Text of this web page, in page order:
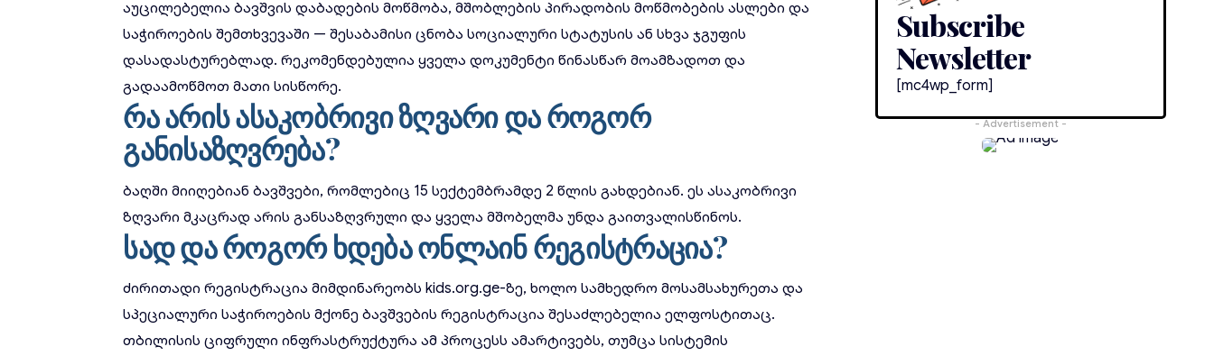
აუცილებელია ბავშვის დაბადების მოწმობა, მშობლების პირადობის მოწმობების ასლები და
საჭიროების შემთხვევაში — შესაბამისი ცნობა სოციალური სტატუსის ან სხვა ჯგუფის
დასადასტურებლად. რეკომენდებულია ყველა დოკუმენტი წინასწარ მოამზადოთ და
გადაამოწმოთ მათი სისწორე.
რა არის ასაკობრივი ზღვარი და როგორ
განისაზღვრება?
ბაღში მიიღებიან ბავშვები, რომლებიც 15 სექტემბრამდე 2 წლის გახდებიან. ეს ასაკობრივი
ზღვარი მკაცრად არის განსაზღვრული და ყველა მშობელმა უნდა გაითვალისწინოს.
სად და როგორ ხდება ონლაინ რეგისტრაცია?
ძირითადი რეგისტრაცია მიმდინარეობს kids.org.ge-ზე, ხოლო სამხედრო მოსამსახურეთა და
სპეციალური საჭიროების მქონე ბავშვების რეგისტრაცია შესაძლებელია ელფოსტითაც.
თბილისის ციფრული ინფრასტრუქტურა ამ პროცესს ამარტივებს, თუმცა სისტემის
Subscribe
Newsletter
[mc4wp_form]
- Advertisement -